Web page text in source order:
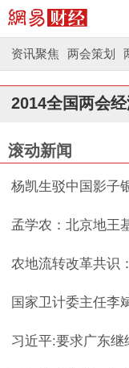
资讯聚焦 两会策划
2014全国两会
滚动新闻
杨凯生驳中国影子
孟学农：北京地王
农地流转改革共识
国家卫计委主任李
习近平:要求广东